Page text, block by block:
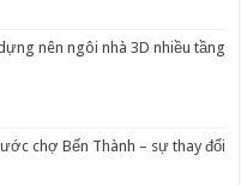
nên ngôi nhà 3D nhiều tầng
chợ Bến Thành – sự thay đổi